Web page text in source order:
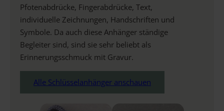
Pfotenabdrücke, Fingerabdrücke, Text,
individuelle Zeichnungen, Handschriften und
Symbole. Da auch diese Anhänger ständige
Begleiter sind, sind sie sehr beliebt als
Erinnerungsschmuck mit Gravur.
Alle Schlüsselanhänger anschauen